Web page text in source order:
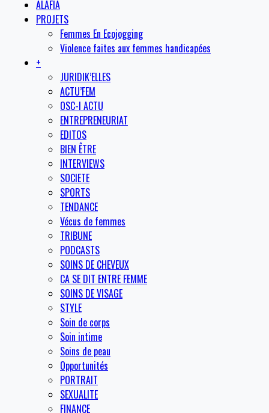
ALAFIA
PROJETS
Femmes En Ecojogging
Violence faites aux femmes handicapées
+
JURIDIK’ELLES
ACTU’FEM
OSC-I ACTU
ENTREPRENEURIAT
EDITOS
BIEN ÊTRE
INTERVIEWS
SOCIETE
SPORTS
TENDANCE
Vécus de femmes
TRIBUNE
PODCASTS
SOINS DE CHEVEUX
CA SE DIT ENTRE FEMME
SOINS DE VISAGE
STYLE
Soin de corps
Soin intime
Soins de peau
Opportunités
PORTRAIT
SEXUALITE
FINANCE